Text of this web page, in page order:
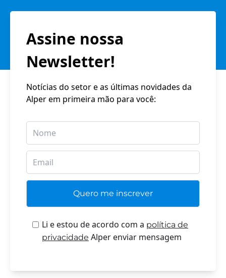
Assine nossa
Newsletter!
Notícias do setor e as últimas novidades da
Alper em primeira mão para você:
Li e estou de acordo com a política de
privacidade Alper enviar mensagem